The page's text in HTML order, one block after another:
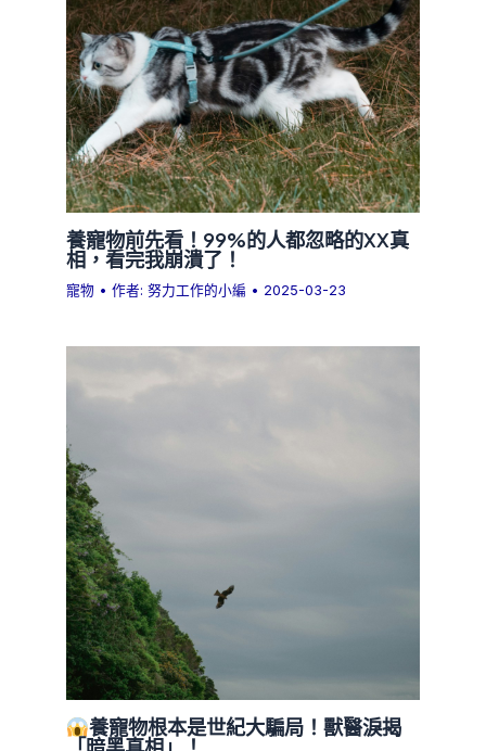
養寵物前先看！99%的人都忽略的XX真
相，看完我崩潰了！
寵物 • 作者:努力工作的小編 • 2025-03-23
養寵物根本是世紀大騙局！獸醫淚揭